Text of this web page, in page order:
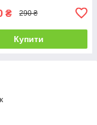
₴ 290 ₴
Купити